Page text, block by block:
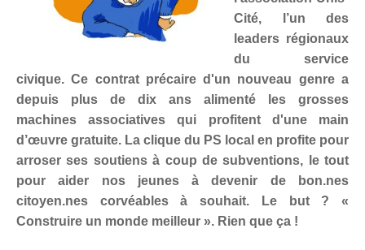
Cité, l’un des
leaders régionaux
du service
civique. Ce contrat précaire d'un nouveau genre a
depuis plus de dix ans alimenté les grosses
machines associatives qui profitent d'une main
d’œuvre gratuite. La clique du PS local en profite pour
arroser ses soutiens à coup de subventions, le tout
pour aider nos jeunes à devenir de bon.nes
citoyen.nes corvéables à souhait. Le but ? «
Construire un monde meilleur ». Rien que ça !